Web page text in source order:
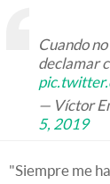
Cuando
declamar
— Víctor
5, 2019
"Siempre me